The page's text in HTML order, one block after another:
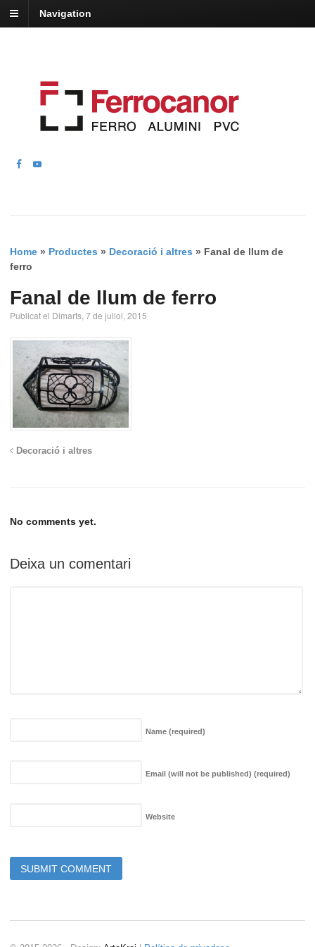
Navigation
Home » Productes » Decoració i altres » Fanal de llum de
ferro
Fanal de llum de ferro
Publicat el Dimarts, 7 de juliol, 2015
Decoració i altres
No comments yet.
Deixa un comentari
Name (required)
Email (will not be published) (required)
Website